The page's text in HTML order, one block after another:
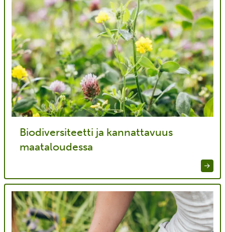
Biodiversiteetti ja kannattavuus
maataloudessa